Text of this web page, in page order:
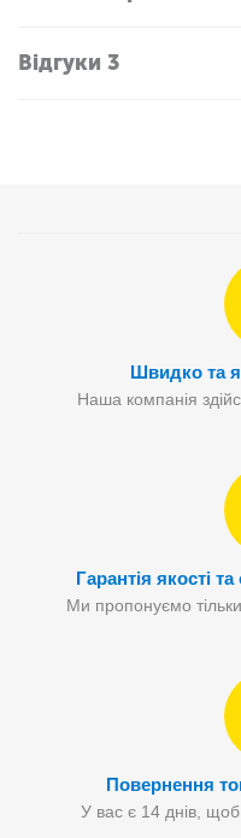
Відгуки 3
Швидко та
Наша компанія
Гарантія якості
Ми пропонуємо
Повернення
У вас є 14 днів,